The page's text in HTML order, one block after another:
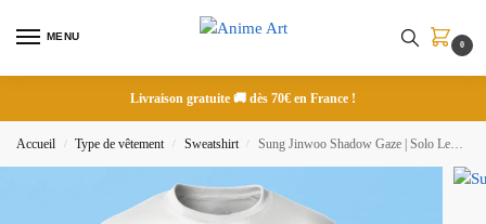
MENU
0
Livraison gratuite 🚚 dès 70€ en France !
Accueil / Type de vêtement / Sweatshirt / Sung Jinwoo Shadow Gaze | Solo Leveling | Sweatshirt brodé